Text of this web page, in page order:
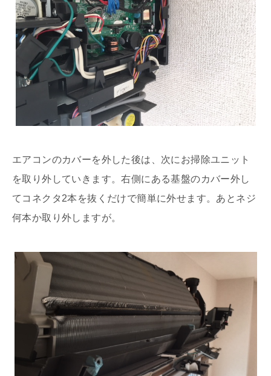
エアコンのカバーを外した後は、次にお掃除ユニット
を取り外していきます。右側にある基盤のカバー外し
てコネクタ2本を抜くだけで簡単に外せます。あとネジ
何本か取り外しますが。